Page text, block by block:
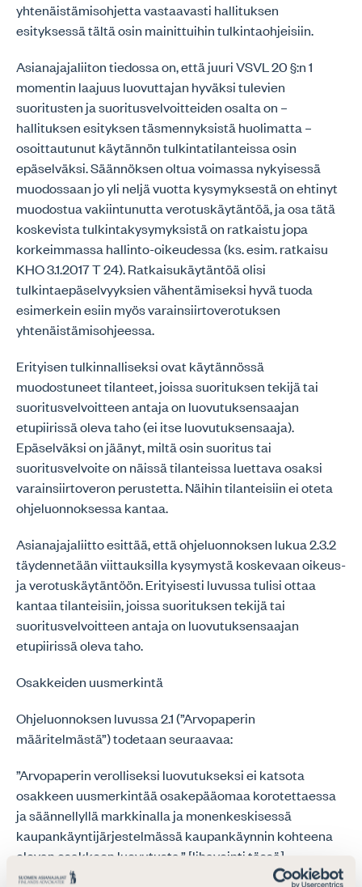
yhtenäistämisohjetta vastaavasti hallituksen
esityksessä tältä osin mainittuihin tulkintaohjeisiin.
Asianajajaliiton tiedossa on, että juuri VSVL 20 §:n 1
momentin laajuus luovuttajan hyväksi tulevien
suoritusten ja suoritusvelvoitteiden osalta on –
hallituksen esityksen täsmennyksistä huolimatta –
osoittautunut käytännön tulkintatilanteissa osin
epäselväksi. Säännöksen oltua voimassa nykyisessä
muodossaan jo yli neljä vuotta kysymyksestä on ehtinyt
muodostua vakiintunutta verotuskäytäntöä, ja osa tätä
koskevista tulkintakysymyksistä on ratkaistu jopa
korkeimmassa hallinto-oikeudessa (ks. esim. ratkaisu
KHO 3.1.2017 T 24). Ratkaisukäytäntöä olisi
tulkintaepäselvyyksien vähentämiseksi hyvä tuoda
esimerkein esiin myös varainsiirtoverotuksen
yhtenäistämisohjeessa.
Erityisen tulkinnalliseksi ovat käytännössä
muodostuneet tilanteet, joissa suorituksen tekijä tai
suoritusvelvoitteen antaja on luovutuksensaajan
etupiirissä oleva taho (ei itse luovutuksensaaja).
Epäselväksi on jäänyt, miltä osin suoritus tai
suoritusvelvoite on näissä tilanteissa luettava osaksi
varainsiirtoveron perustetta. Näihin tilanteisiin ei oteta
ohjeluonnoksessa kantaa.
Asianajajaliitto esittää, että ohjeluonnoksen lukua 2.3.2
täydennetään viittauksilla kysymystä koskevaan oikeus-
ja verotuskäytäntöön. Erityisesti luvussa tulisi ottaa
kantaa tilanteisiin, joissa suorituksen tekijä tai
suoritusvelvoitteen antaja on luovutuksensaajan
etupiirissä oleva taho.
Osakkeiden uusmerkintä
Ohjeluonnoksen luvussa 2.1 (”Arvopaperin
määritelmästä”) todetaan seuraavaa:
”Arvopaperin verolliseksi luovutukseksi ei katsota
osakkeen uusmerkintää osakepääomaa korotettaessa
ja säännellyllä markkinalla ja monenkeskisessä
kaupankäyntijärjestelmässä kaupankäynnin kohteena
olevan osakkeen luovutusta.” [lihavointi tässä]